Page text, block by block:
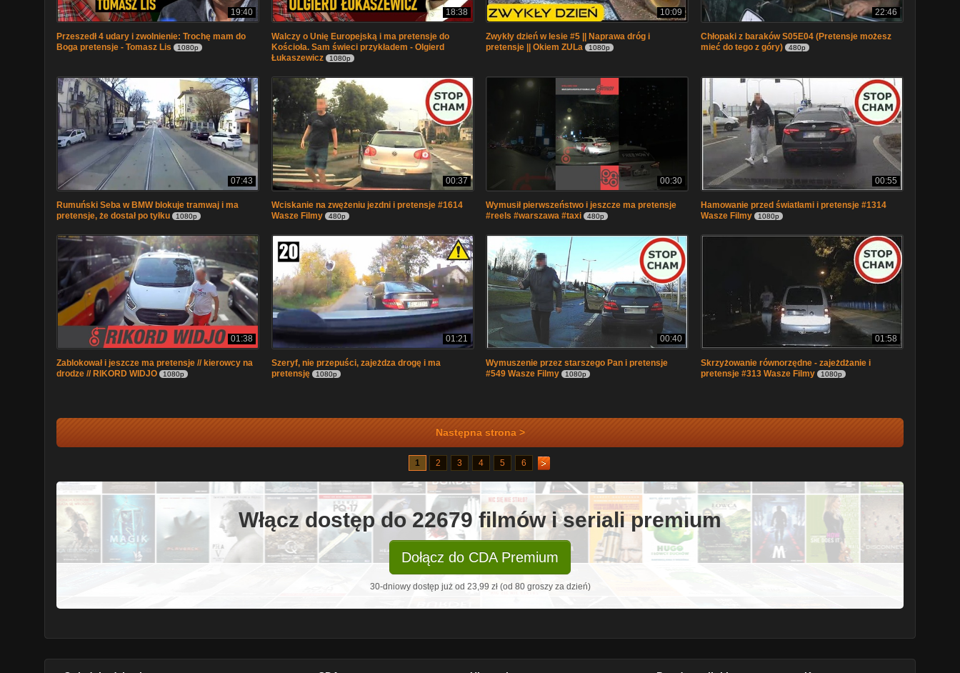
19:40
Przeszedł 4 udary i zwolnienie: Trochę mam do
Boga pretensje - Tomasz Lis
1080p
18:38
Walczy o Unię Europejską i ma pretensje do
Kościoła. Sam świeci przykładem - Olgierd
Łukaszewicz
1080p
10:09
Zwykły dzień w lesie #5 || Naprawa dróg i
pretensje || Okiem ZULa
1080p
22:46
Chłopaki z baraków S05E04 (Pretensje możesz
mieć do tego z góry)
480p
07:43
Rumuński Seba w BMW blokuje tramwaj i ma
pretensje, że dostał po tyłku
1080p
00:37
Wciskanie na zwężeniu jezdni i pretensje #1614
Wasze Filmy
480p
00:30
Wymusił pierwszeństwo i jeszcze ma pretensje
#reels #warszawa #taxi
480p
00:55
Hamowanie przed światłami i pretensje #1314
Wasze Filmy
1080p
01:38
Zablokował i jeszcze ma pretensje // kierowcy na
drodze // RIKORD WIDJO
1080p
01:21
Szeryf, nie przepuści, zajeżdza drogę i ma
pretensję
1080p
00:40
Wymuszenie przez starszego Pan i pretensje
#549 Wasze Filmy
1080p
01:58
Skrzyżowanie równorzędne - zajeżdżanie i
pretensje #313 Wasze Filmy
1080p
Następna strona >
1 2 3 4 5 6
Włącz dostęp do 22679 filmów i seriali premium
Dołącz do CDA Premium
30-dniowy dostęp już od 23,99 zł (od 80 groszy za dzień)